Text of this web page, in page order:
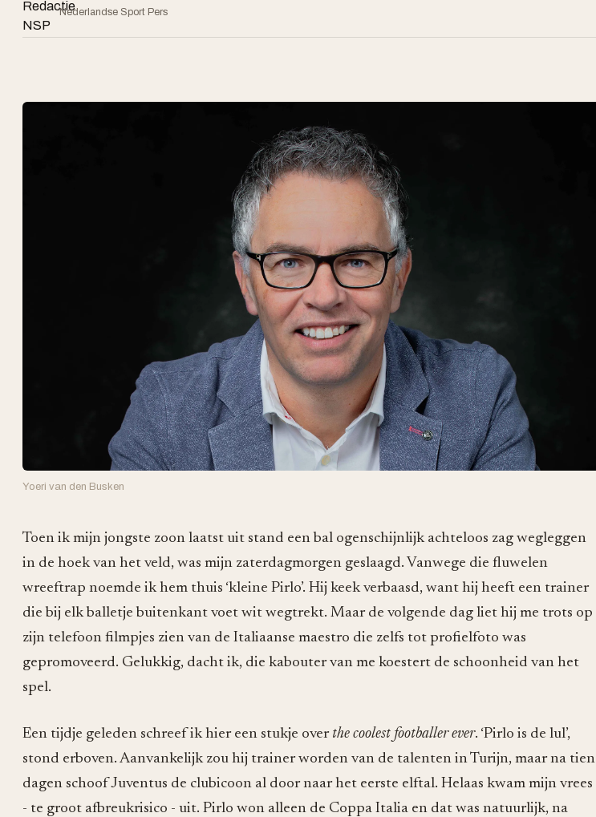
Nederlandse Sport Pers
Yoeri van den Busken
Toen ik mijn jongste zoon laatst uit stand een bal ogenschijnlijk achteloos zag wegleggen
in de hoek van het veld, was mijn zaterdagmorgen geslaagd. Vanwege die fluwelen
wreeftrap noemde ik hem thuis ‘kleine Pirlo’. Hij keek verbaasd, want hij heeft een trainer
die bij elk balletje buitenkant voet wit wegtrekt. Maar de volgende dag liet hij me trots op
zijn telefoon filmpjes zien van de Italiaanse maestro die zelfs tot profielfoto was
gepromoveerd. Gelukkig, dacht ik, die kabouter van me koestert de schoonheid van het
spel.
Een tijdje geleden schreef ik hier een stukje over the coolest footballer ever. ‘Pirlo is de lul’,
stond erboven. Aanvankelijk zou hij trainer worden van de talenten in Turijn, maar na tien
dagen schoof Juventus de clubicoon al door naar het eerste elftal. Helaas kwam mijn vrees
- te groot afbreukrisico - uit. Pirlo won alleen de Coppa Italia en dat was natuurlijk, na